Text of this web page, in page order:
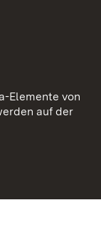
Elemente von
auf der